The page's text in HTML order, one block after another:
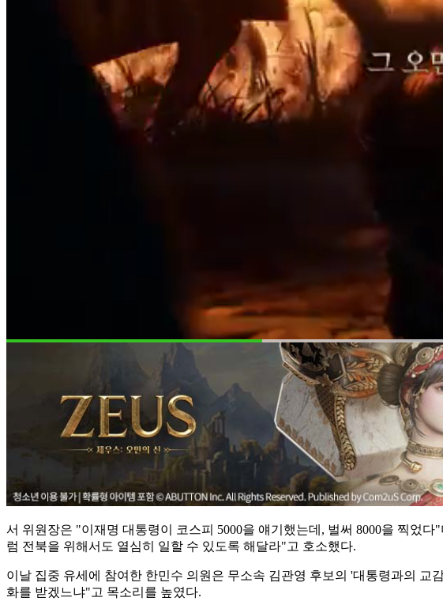
서 위원장은 "이재명 대통령이 코스피 5000을 얘기했는데, 벌써 8000을 찍었
럼 전북을 위해서도 열심히 일할 수 있도록 해달라"고 호소했다.
이날 집중 유세에 참여한 한민수 의원은 무소속 김관영 후보의 '대통령과의
화를 받겠느냐"고 목소리를 높였다.